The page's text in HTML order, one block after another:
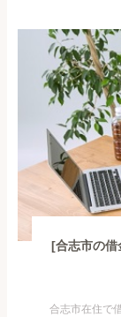
がありま...
[合志市の借
合志市在住で